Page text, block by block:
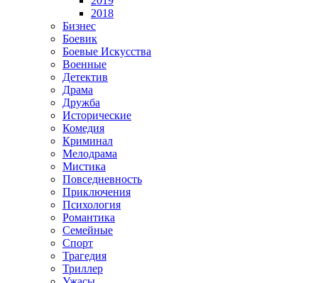
2018
Бизнес
Боевик
Боевые Искусства
Военные
Детектив
Драма
Дружба
Исторические
Комедия
Криминал
Мелодрама
Мистика
Повседневность
Приключения
Психология
Романтика
Семейные
Спорт
Трагедия
Триллер